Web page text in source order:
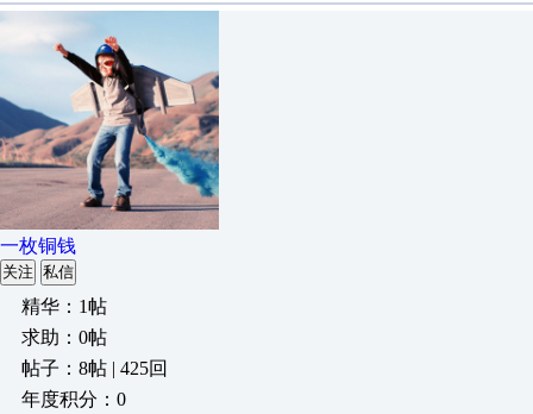
一枚铜钱
关注 私信
精华：1帖
求助：0帖
帖子：8帖 | 425回
年度积分：0